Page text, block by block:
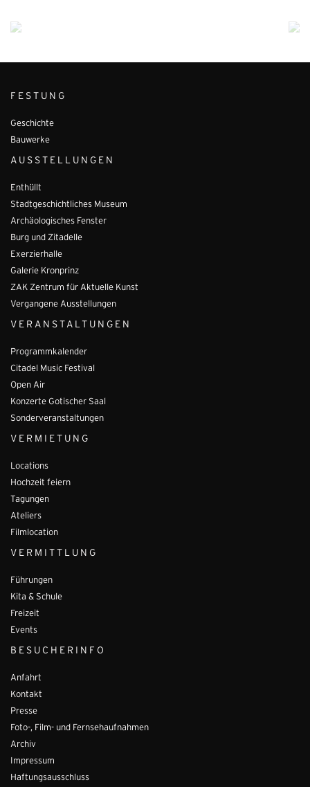
FESTUNG
Geschichte
Bauwerke
AUSSTELLUNGEN
Enthüllt
Stadtgeschichtliches Museum
Archäologisches Fenster
Burg und Zitadelle
Exerzierhalle
Galerie Kronprinz
ZAK Zentrum für Aktuelle Kunst
Vergangene Ausstellungen
VERANSTALTUNGEN
Programmkalender
Citadel Music Festival
Open Air
Konzerte Gotischer Saal
Sonderveranstaltungen
VERMIETUNG
Locations
Hochzeit feiern
Tagungen
Ateliers
Filmlocation
VERMITTLUNG
Führungen
Kita & Schule
Freizeit
Events
BESUCHERINFO
Anfahrt
Kontakt
Presse
Foto-, Film- und Fernsehaufnahmen
Archiv
Impressum
Haftungsausschluss